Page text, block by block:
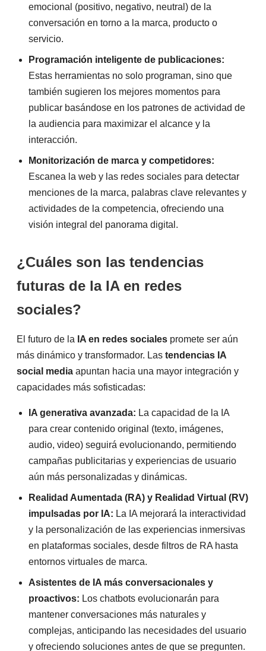
emocional (positivo, negativo, neutral) de la
conversación en torno a la marca, producto o
servicio.
Programación inteligente de publicaciones:
Estas herramientas no solo programan, sino que
también sugieren los mejores momentos para
publicar basándose en los patrones de actividad de
la audiencia para maximizar el alcance y la
interacción.
Monitorización de marca y competidores:
Escanea la web y las redes sociales para detectar
menciones de la marca, palabras clave relevantes y
actividades de la competencia, ofreciendo una
visión integral del panorama digital.
¿Cuáles son las tendencias
futuras de la IA en redes
sociales?
El futuro de la IA en redes sociales promete ser aún
más dinámico y transformador. Las tendencias IA
social media apuntan hacia una mayor integración y
capacidades más sofisticadas:
IA generativa avanzada: La capacidad de la IA
para crear contenido original (texto, imágenes,
audio, video) seguirá evolucionando, permitiendo
campañas publicitarias y experiencias de usuario
aún más personalizadas y dinámicas.
Realidad Aumentada (RA) y Realidad Virtual (RV)
impulsadas por IA: La IA mejorará la interactividad
y la personalización de las experiencias inmersivas
en plataformas sociales, desde filtros de RA hasta
entornos virtuales de marca.
Asistentes de IA más conversacionales y
proactivos: Los chatbots evolucionarán para
mantener conversaciones más naturales y
complejas, anticipando las necesidades del usuario
y ofreciendo soluciones antes de que se pregunten.